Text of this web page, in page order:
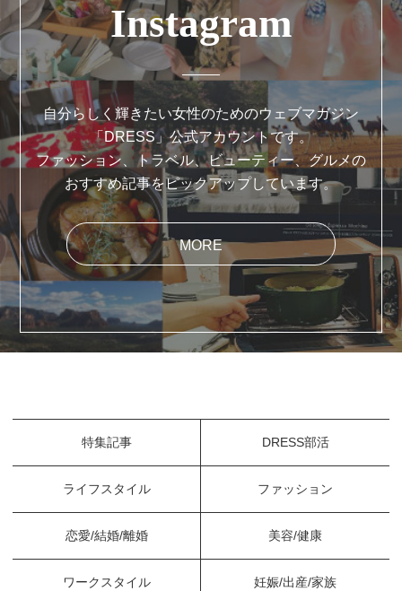
Instagram
自分らしく輝きたい女性のためのウェブマガジン
「DRESS」公式アカウントです。
ファッション、トラベル、ビューティー、グルメの
おすすめ記事をピックアップしています。
MORE
特集記事 DRESS部活
ライフスタイル ファッション
恋愛/結婚/離婚 美容/健康
ワークスタイル 妊娠/出産/家族